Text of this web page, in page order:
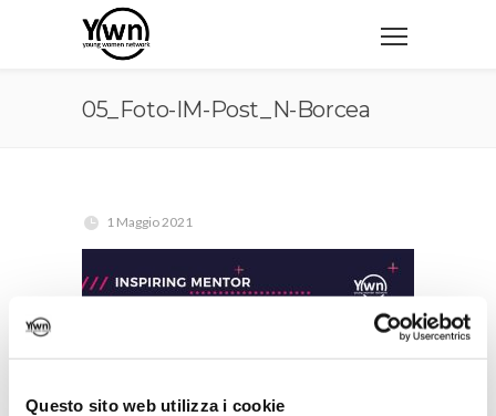
Questo sito web utilizza i cookie
05_Foto-IM-Post_N-Borcea
1 Maggio 2021